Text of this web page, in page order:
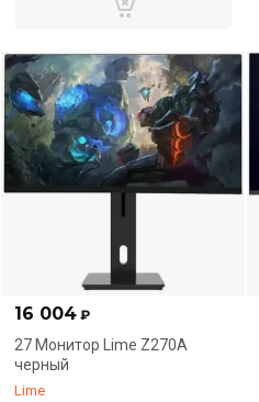
16 004 ₽
27 Монитор Lime Z270A
черный
Lime